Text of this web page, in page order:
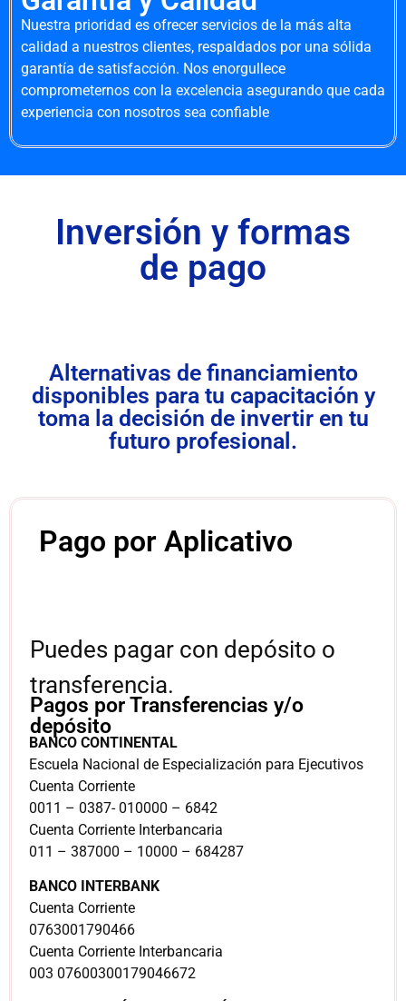
Nuestra prioridad es ofrecer servicios de la más alta
calidad a nuestros clientes, respaldados por una sólida
garantía de satisfacción. Nos enorgullece
comprometernos con la excelencia asegurando que cada
experiencia con nosotros sea confiable
Inversión y formas
de pago
Alternativas de financiamiento
disponibles para tu capacitación y
toma la decisión de invertir en tu
futuro profesional.
Pago por Aplicativo
Puedes pagar con depósito o
transferencia.
BANCO CONTINENTAL
Escuela Nacional de Especialización para Ejecutivos
Cuenta Corriente
0011 – 0387- 010000 – 6842
Cuenta Corriente Interbancaria
011 – 387000 – 10000 – 684287
BANCO INTERBANK
Cuenta Corriente
0763001790466
Cuenta Corriente Interbancaria
003 07600300179046672
Pagos por Transferencias y/o
depósito